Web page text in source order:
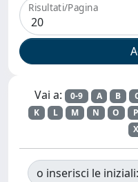
Risultati/Pagina
Vai a: 0-9 A B
K
L M N O P
X
o inserisci le iniziali: